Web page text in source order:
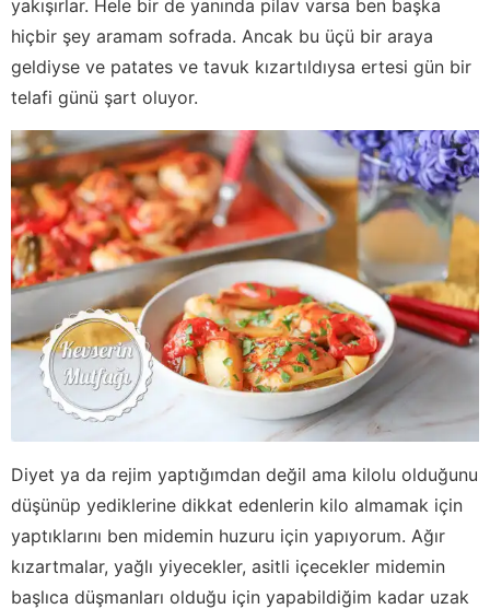
yakışırlar. Hele bir de yanında pilav varsa ben başka
hiçbir şey aramam sofrada. Ancak bu üçü bir araya
geldiyse ve patates ve tavuk kızartıldıysa ertesi gün bir
telafi günü şart oluyor.
Diyet ya da rejim yaptığımdan değil ama kilolu olduğunu
düşünüp yediklerine dikkat edenlerin kilo almamak için
yaptıklarını ben midemin huzuru için yapıyorum. Ağır
kızartmalar, yağlı yiyecekler, asitli içecekler midemin
başlıca düşmanları olduğu için yapabildiğim kadar uzak